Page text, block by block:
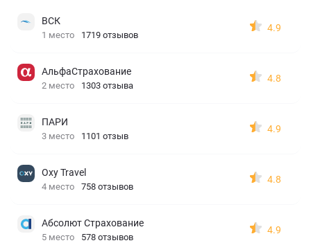
ВСК
1 место 1719 отзывов
4.9
АльфаСтрахование
2 место 1303 отзыва
4.8
ПАРИ
3 место 1101 отзыв
4.9
Oxy Travel
4 место 758 отзывов
4.8
Абсолют Страхование
5 место 578 отзывов
4.9